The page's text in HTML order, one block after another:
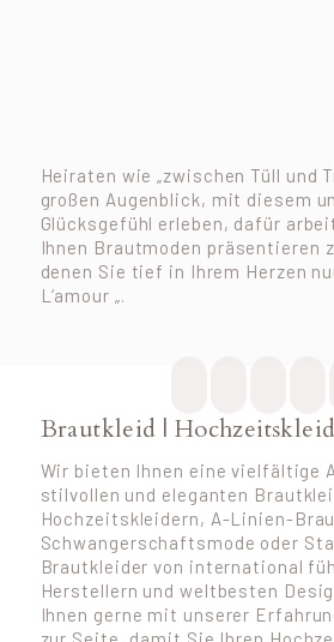
Heiraten wie „zwischen Tüll und
großen Augenblick, mit diesem
Glücksgefühl erleben, dafür
Ihnen Brautmoden präsentieren
denen Sie tief in Ihrem Herzen
L‘amour „.
Brautkleid | Hochzeitskleid
Wir bieten Ihnen eine vielfältige
stilvollen und eleganten
Hochzeitskleidern, A-Linien-
Schwangerschaftsmode oder
Brautkleider von international
Herstellern und weltbesten
Ihnen gerne mit unserer